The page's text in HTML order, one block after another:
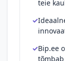
teie
Bip.ee